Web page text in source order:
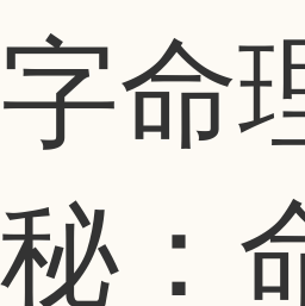
字命
秘：